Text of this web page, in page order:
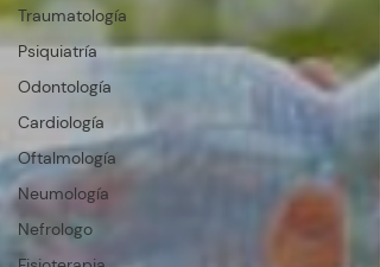
Traumatología
Psiquiatría
Odontología
Cardiología
Oftalmología
Neumología
Nefrologo